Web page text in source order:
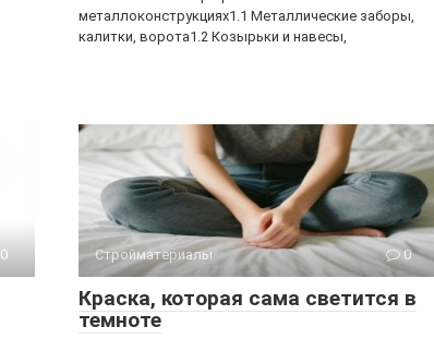
металлоконструкциях1.1 Металлические заборы,
калитки, ворота1.2 Козырьки и навесы,
0 Стройматериалы 0
Краска, которая сама светится в
темноте